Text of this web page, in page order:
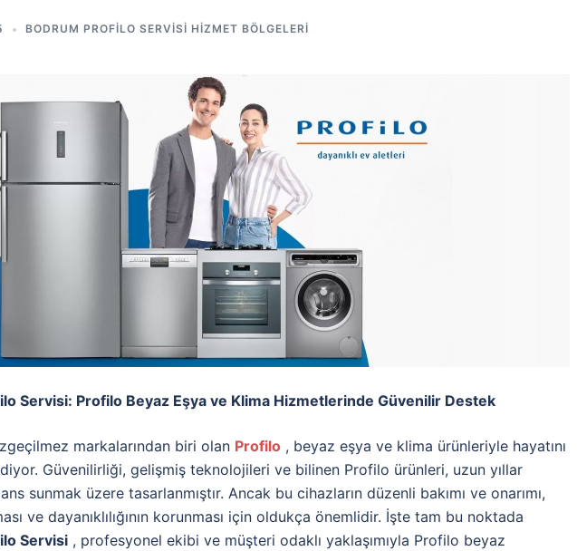
BODRUM PROFILO SERVISI HIZMET BÖLGELERI
Servisi: Profilo Beyaz Eşya ve Klima Hizmetlerinde Güvenilir Destek
markalarından biri olan Profilo , beyaz eşya ve klima ürünleriyle hayatını
Güvenilirliği, gelişmiş teknolojileri ve bilinen Profilo ürünleri, uzun yıllar
sunmak üzere tasarlanmıştır. Ancak bu cihazların düzenli bakımı ve onarımı,
ve dayanıklılığının korunması için oldukça önemlidir. İşte tam bu noktada
Servisi , profesyonel ekibi ve müşteri odaklı yaklaşımıyla Profilo beyaz